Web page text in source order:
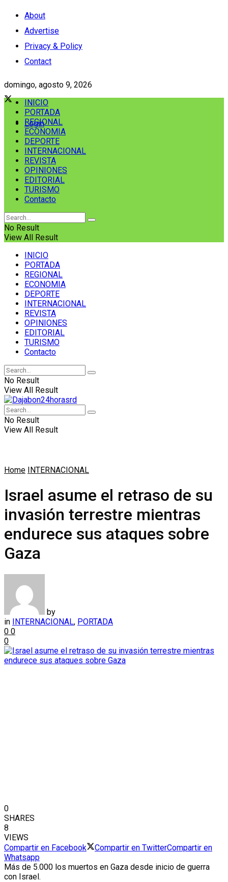
About
Advertise
Privacy & Policy
Contact
domingo, agosto 9, 2026
Login
INICIO
PORTADA
REGIONAL
ECONOMIA
DEPORTE
INTERNACIONAL
REVISTA
OPINIONES
EDITORIAL
TURISMO
Contacto
No Result
View All Result
INICIO
PORTADA
REGIONAL
ECONOMIA
DEPORTE
INTERNACIONAL
REVISTA
OPINIONES
EDITORIAL
TURISMO
Contacto
No Result
View All Result
No Result
View All Result
Home INTERNACIONAL
Israel asume el retraso de su
invasión terrestre mientras
endurece sus ataques sobre
Gaza
by
in INTERNACIONAL, PORTADA
0 0
0
0
SHARES
8
VIEWS
Compartir en Facebook
Compartir en TwitterCompartir en
Whatsapp
Más de 5.000 los muertos en Gaza desde inicio de guerra
con Israel.